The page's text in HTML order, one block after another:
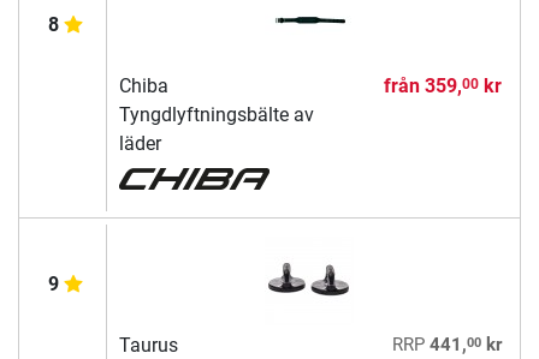
8
Chiba
Tyngdlyftningsbälte av
läder
från 359,00kr
9
Taurus
RRP 441,00kr